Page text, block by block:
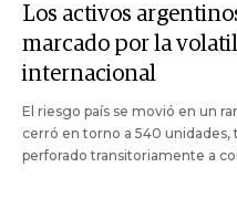
Los activos
marcado por la
internacional
El riesgo país se movió en un
cerró en torno a 540 unidades,
perforado transitoriamente a